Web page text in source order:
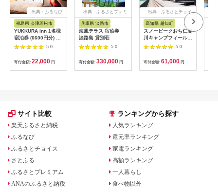
出典：ふるなび
福島県 会津若松市
YUKKURA Inn 1名様
宿泊券 (6600円分) ワ
ーケーションお試しプ
ラン｜東北 福島県 会
津若松市 東山温泉 旅
行 クーポン 利用券
[0800]
5.0
寄付金額: 22,000 円
出典：ふるさとプレミ
アム
兵庫県 淡路市
海風テラス 宿泊券
淡路島 貸別荘
5.0
寄付金額: 330,000 円
出典：ふるさとチョイ
高知県 越知町
スノーピークおち仁淀
川キャンプフィールド
「住箱-jyubako-」ペ
ア宿泊チケット
5.0
寄付金額: 61,000 円
サイト比較
楽天ふるさと納税
ふるなび
ふるさとチョイス
さとふる
ふるさとプレミアム
ANAのふるさと納税
ランキングから探す
人気ランキング
還元率ランキング
家電ランキング
高額ランキング
一人暮らし
食べ物以外